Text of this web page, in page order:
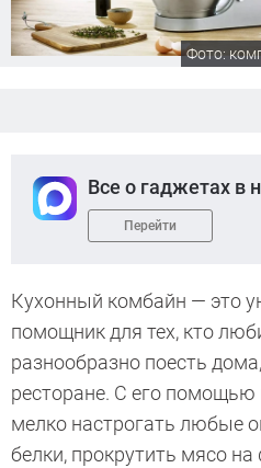
Фото:
Все о гаджетах в
Перейти
Кухонный комбайн — это
помощник для тех, кто
разнообразно поесть
ресторане. С его
мелко настрогать любые
белки, прокрутить мясо